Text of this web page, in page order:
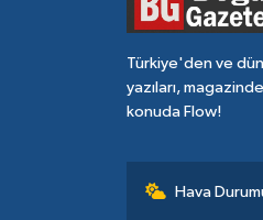
Türkiye'den ve
yazıları,
konuda Flow!
Hava